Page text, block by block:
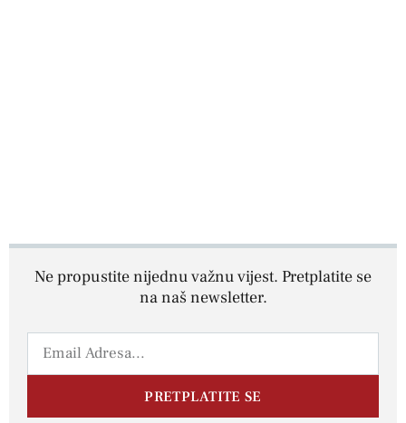
Ne propustite nijednu važnu vijest. Pretplatite se
na naš newsletter.
PRETPLATITE SE